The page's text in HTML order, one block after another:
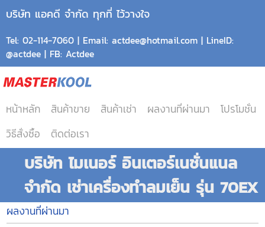
บริษัท แอคดี จำกัด ทุกที่ ไว้วางใจ
Tel: 02-114-7060 | Email: actdee@hotmail.com | LineID:
@actdee | FB: Actdee
หน้าหลัก สินค้าขาย สินค้าเช่า ผลงานที่ผ่านมา
โปรโมชั่น
วิธีสั่งซื้อ
ติดต่อเรา
บริษัท ไมเนอร์ อินเตอร์เนชั่นแนล
จำกัด เช่าเครื่องทำลมเย็น รุ่น 70EX
ผลงานที่ผ่านมา